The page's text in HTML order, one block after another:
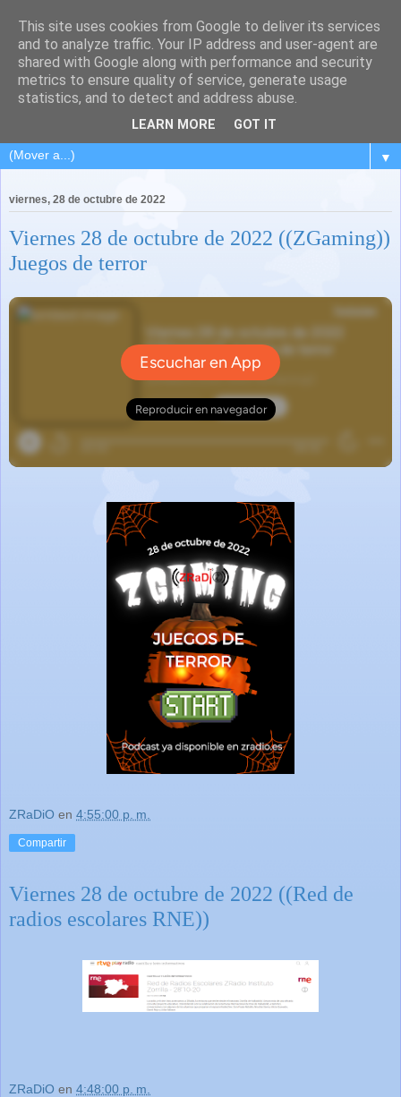
▼
viernes, 28 de octubre de 2022
Viernes 28 de octubre de 2022 ((ZGaming))
Juegos de terror
ZRaDiO en 4:55:00 p. m.
Compartir
Viernes 28 de octubre de 2022 ((Red de
radios escolares RNE))
ZRaDiO en 4:48:00 p. m.
This site uses cookies from Google to deliver its services
and to analyze traffic. Your IP address and user-agent are
shared with Google along with performance and security
metrics to ensure quality of service, generate usage
statistics, and to detect and address abuse.
LEARN MORE GOT IT